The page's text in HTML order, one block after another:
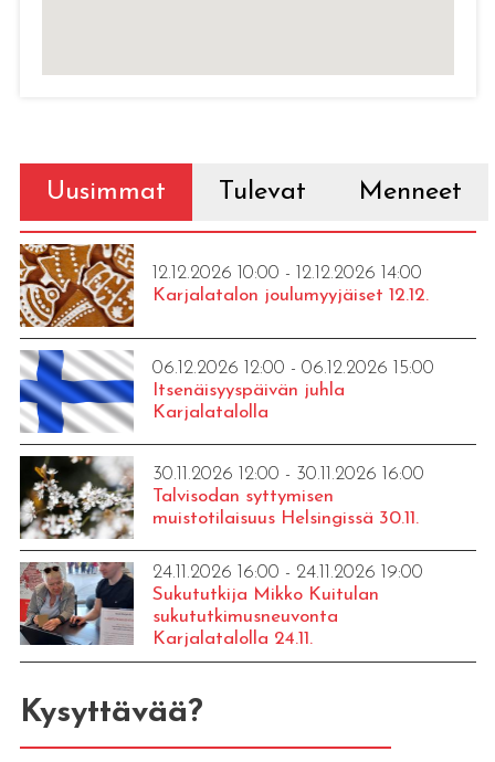
Uusimmat Tulevat Menneet
12.12.2026 10:00 - 12.12.2026 14:00
Karjalatalon joulumyyjäiset 12.12.
06.12.2026 12:00 - 06.12.2026 15:00
Itsenäisyyspäivän juhla
Karjalatalolla
30.11.2026 12:00 - 30.11.2026 16:00
Talvisodan syttymisen
muistotilaisuus Helsingissä 30.11.
24.11.2026 16:00 - 24.11.2026 19:00
Sukututkija Mikko Kuitulan
sukututkimusneuvonta
Karjalatalolla 24.11.
Kysyttävää?